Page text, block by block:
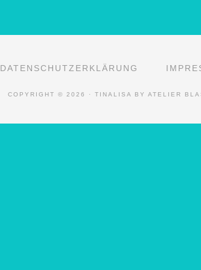
DATENSCHUTZERKLÄRUNG
COPYRIGHT © 2026 · TINALISA BY ATELIER